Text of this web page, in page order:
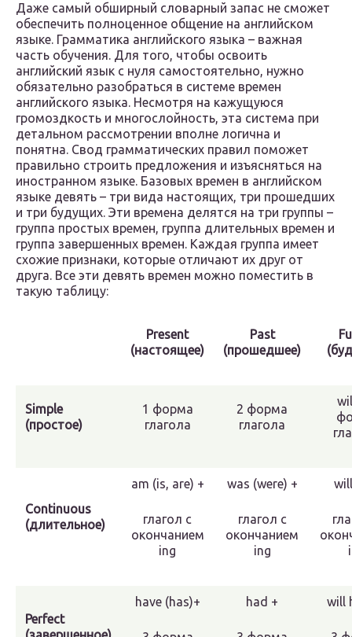
Даже самый обширный словарный запас не сможет
обеспечить полноценное общение на английском
языке. Грамматика английского языка – важная
часть обучения. Для того, чтобы освоить
английский язык с нуля самостоятельно, нужно
обязательно разобраться в системе времен
английского языка. Несмотря на кажущуюся
громоздкость и многослойность, эта система при
детальном рассмотрении вполне логична и
понятна. Свод грамматических правил поможет
правильно строить предложения и изъясняться на
иностранном языке. Базовых времен в английском
языке девять – три вида настоящих, три прошедших
и три будущих. Эти времена делятся на три группы –
группа простых времен, группа длительных времен и
группа завершенных времен. Каждая группа имеет
схожие признаки, которые отличают их друг от
друга. Все эти девять времен можно поместить в
такую таблицу:
Present
(настоящее)
Past
(прошедшее)
Simple
(простое)
1 форма
глагола
2 форма
глагола
Continuous
(длительное)
am (is, are) +
глагол с
окончанием
ing
was (were) +
глагол с
окончанием
ing
Perfect
have (has)+ had + will